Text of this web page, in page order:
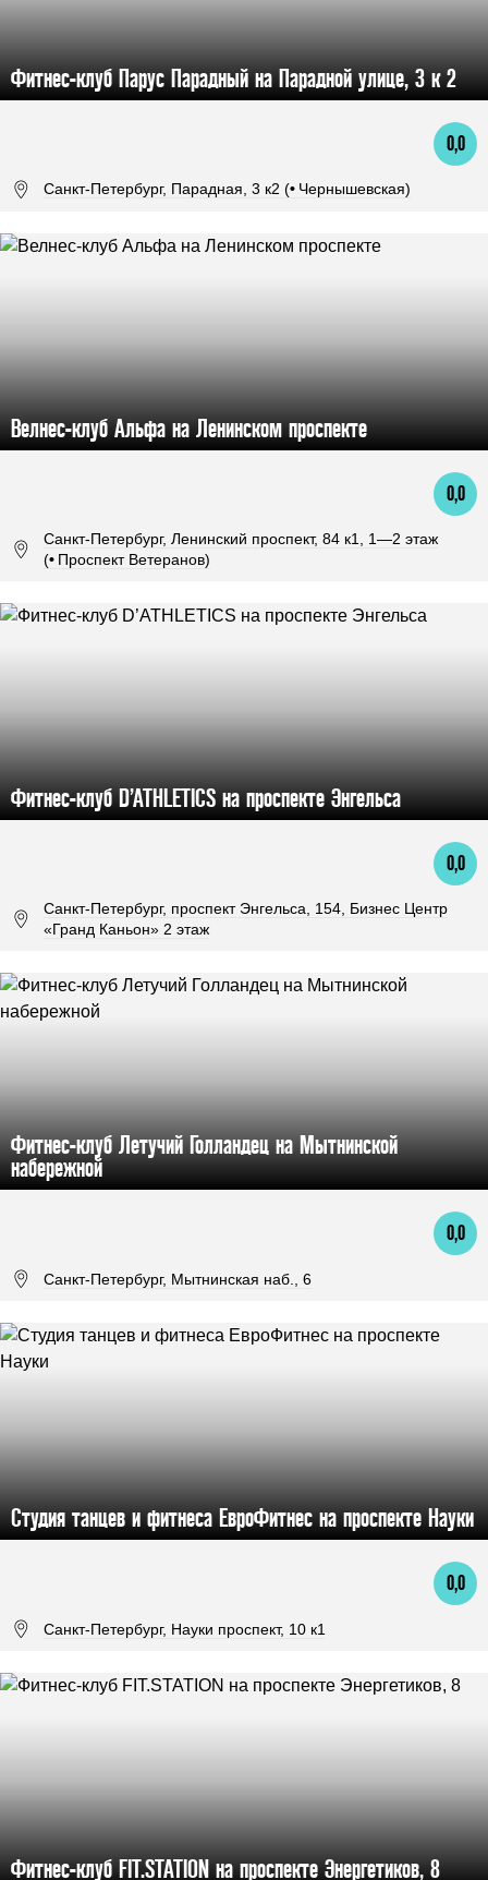
Фитнес-клуб Парус Парадный на Парадной улице, 3 к 2
0,0
Санкт-Петербург, Парадная, 3 к2 (• Чернышевская)
Велнес-клуб Альфа на Ленинском проспекте
0,0
Санкт-Петербург, Ленинский проспект, 84 к1, 1—2 этаж
(• Проспект Ветеранов)
Фитнес-клуб D’ATHLETICS на проспекте Энгельса
0,0
Санкт-Петербург, проспект Энгельса, 154, Бизнес Центр
«Гранд Каньон» 2 этаж
Фитнес-клуб Летучий Голландец на Мытнинской
набережной
0,0
Санкт-Петербург, Мытнинская наб., 6
Студия танцев и фитнеса ЕвроФитнес на проспекте Науки
0,0
Санкт-Петербург, Науки проспект, 10 к1
Фитнес-клуб FIT.STATION на проспекте Энергетиков, 8